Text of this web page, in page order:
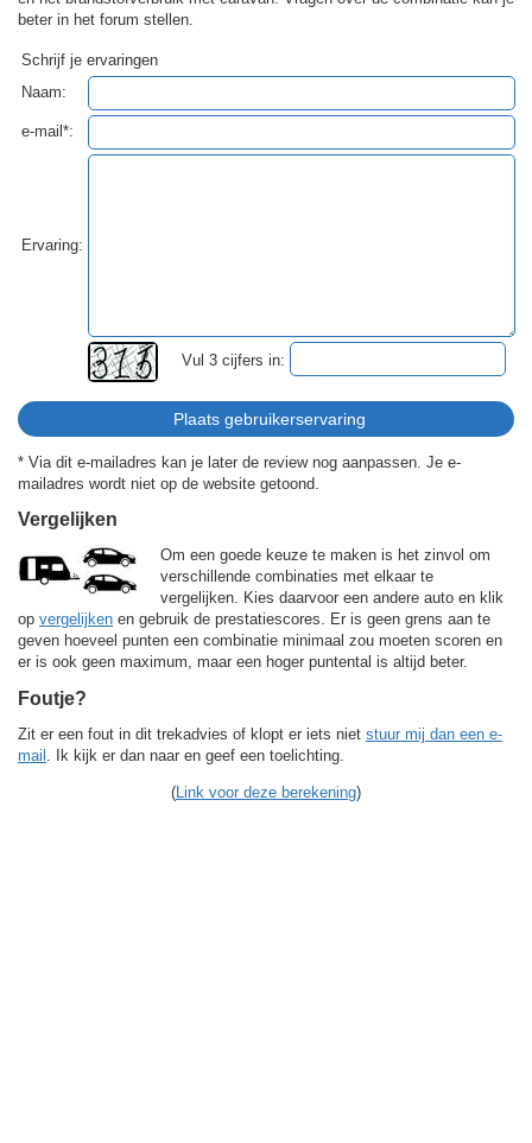
beter in het forum stellen.
Schrijf je ervaringen
Naam:
e-mail*:
Ervaring:
Vul 3 cijfers in:
* Via dit e-mailadres kan je later de review nog aanpassen. Je e-
mailadres wordt niet op de website getoond.
Vergelijken
Om een goede keuze te maken is het zinvol om
verschillende combinaties met elkaar te
vergelijken. Kies daarvoor een andere auto en klik
op vergelijken en gebruik de prestatiescores. Er is geen grens aan te
geven hoeveel punten een combinatie minimaal zou moeten scoren en
er is ook geen maximum, maar een hoger puntental is altijd beter.
Foutje?
Zit er een fout in dit trekadvies of klopt er iets niet stuur mij dan een e-
mail
. Ik kijk er dan naar en geef een toelichting.
( Link voor deze berekening)